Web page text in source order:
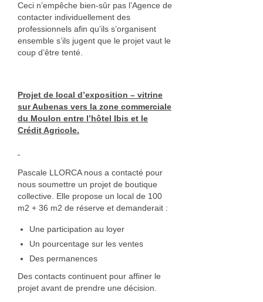
Ceci n’empêche bien-sûr pas l’Agence de
contacter individuellement des
professionnels afin qu’ils s’organisent
ensemble s’ils jugent que le projet vaut le
coup d’être tenté.
Projet de local d’exposition – vitrine
sur Aubenas vers la zone commerciale
du Moulon entre l’hôtel Ibis et le
Crédit Agricole.
Pascale LLORCA nous a contacté pour
nous soumettre un projet de boutique
collective. Elle propose un local de 100
m2 + 36 m2 de réserve et demanderait :
Une participation au loyer
Un pourcentage sur les ventes
Des permanences
Des contacts continuent pour affiner le
projet avant de prendre une décision.